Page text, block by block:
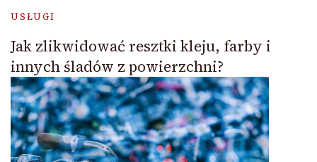
USŁUGI
Jak zlikwidować resztki kleju, farby i
innych śladów z powierzchni?